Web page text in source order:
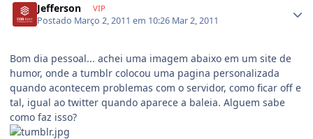
Jefferson VIP
Postado Março 2, 2011 em 10:26 Mar 2, 2011
Bom dia pessoal... achei uma imagem abaixo em um site de
humor, onde a tumblr colocou uma pagina personalizada
quando acontecem problemas com o servidor, como ficar off e
tal, igual ao twitter quando aparece a baleia. Alguem sabe
como faz isso?